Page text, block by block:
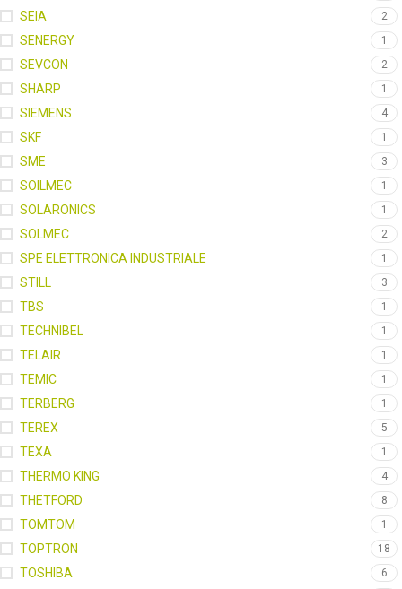
SEIA 2
SENERGY 1
SEVCON 2
SHARP 1
SIEMENS 4
SKF 1
SME 3
SOILMEC 1
SOLARONICS 1
SOLMEC 2
SPE ELETTRONICA INDUSTRIALE 1
STILL 3
TBS 1
TECHNIBEL 1
TELAIR 1
TEMIC 1
TERBERG 1
TEREX 5
TEXA 1
THERMO KING 4
THETFORD 8
TOMTOM 1
TOPTRON 18
TOSHIBA 6